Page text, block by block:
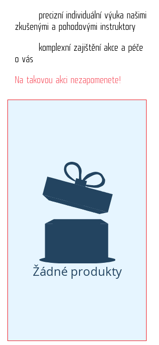
precizní individuální výuka našimi
zkušenými a pohodovými instruktory
komplexní zajištění akce a péče
o vás
Na takovou akci nezapomenete!
Žádné produkty